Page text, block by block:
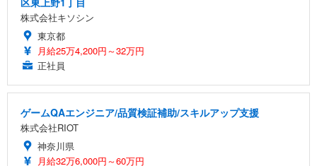
株式会社キソシン
東京都
月給25万4,200円～32万円
正社員
ゲームQAエンジニア/品質検証補助/スキルアップ支援
株式会社RIOT
神奈川県
月給32万6,000円～60万円